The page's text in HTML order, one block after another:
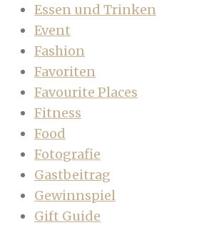
Essen und Trinken
Event
Fashion
Favoriten
Favourite Places
Fitness
Food
Fotografie
Gastbeitrag
Gewinnspiel
Gift Guide